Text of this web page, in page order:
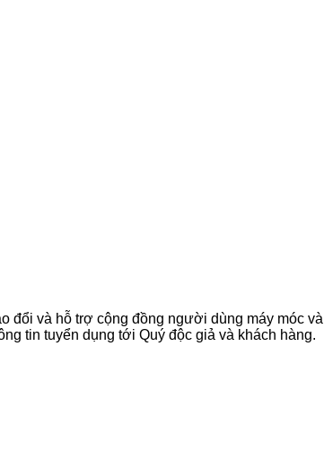
đổi và hỗ trợ cộng đồng người dùng máy móc
tin tuyển dụng tới Quý độc giả và khách hàng.